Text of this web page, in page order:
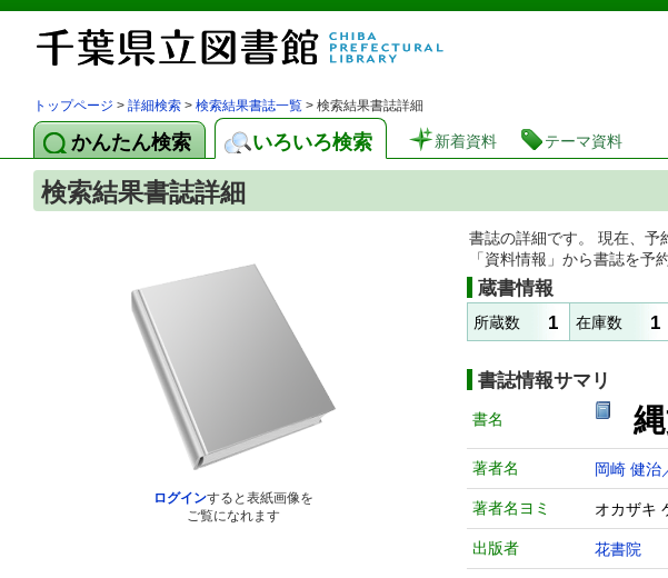
図書館 蔵書検索・
トップページ > 詳細検索 > 検索結果書誌一覧 > 検索結果書誌詳細
かんたん検索 いろいろ検索 新着資料 テーマ資料
検索結果書誌詳細
ログインすると表紙画像を
ご覧になれます
書誌の詳細です。 現在、予
「資料情報」から書誌を予
蔵書情報
所蔵数 1 在庫数 1
書誌情報サマリ
書名
著者名 岡崎 健治
著者名ヨミ オカザキ
出版者 花書院